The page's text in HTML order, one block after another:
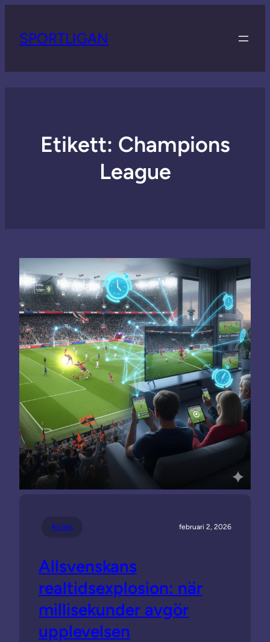
SPORTLIGAN
Etikett: Champions
League
Artikel februari 2, 2026
Allsvenskans
realtidsexplosion: när
millisekunder avgör
upplevelsen